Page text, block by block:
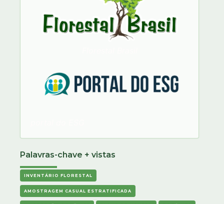
Palavras-chave + vistas
INVENTÁRIO FLORESTAL
AMOSTRAGEM CASUAL ESTRATIFICADA